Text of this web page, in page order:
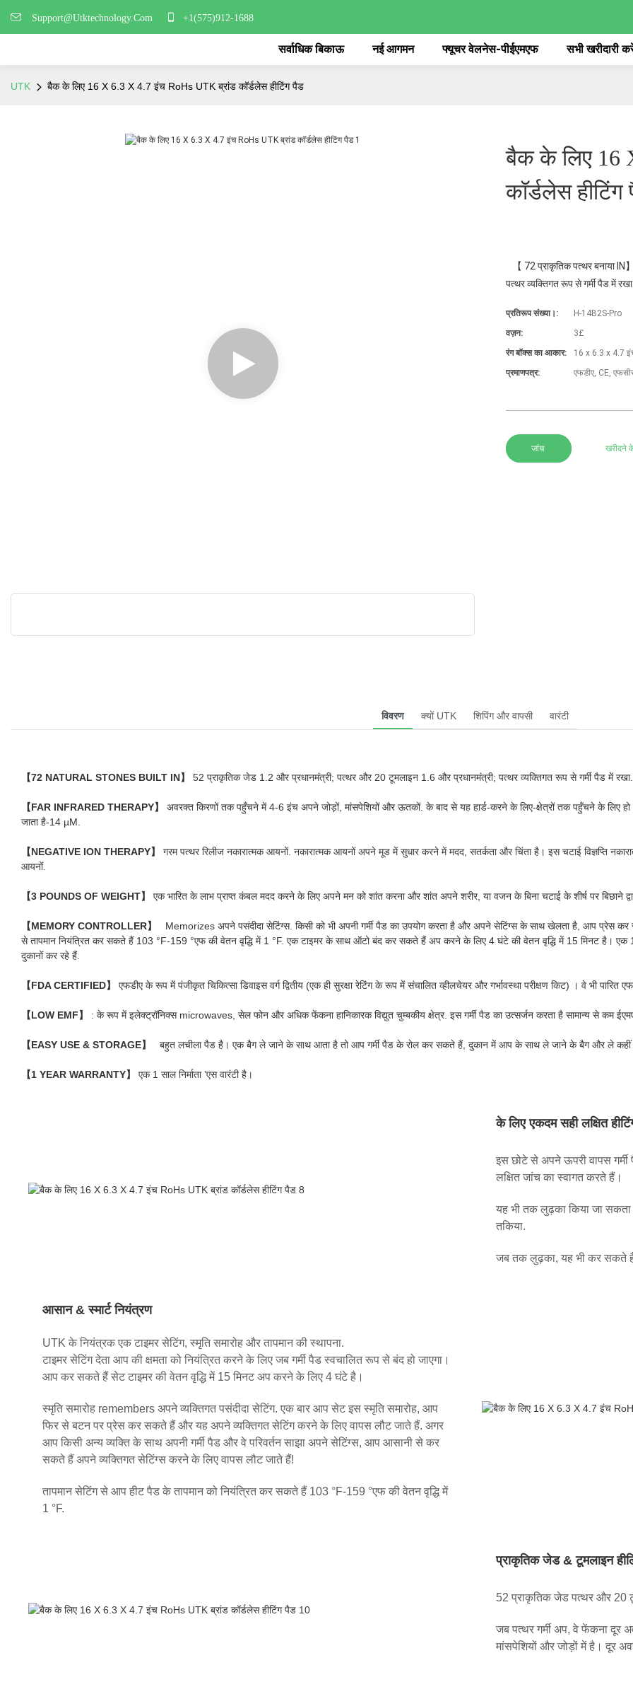
Support@Utktechnology.Com +1(575)912-1688
सर्वाधिक बिकाऊ नई आगमन फ्यूचर वेलनेस-पीईएमएफ सभी खरीदारी
UTK बैक के लिए 16 X 6.3 X 4.7 इंच RoHs UTK ब्रांड कॉर्डलेस हीटिंग पैड
बैक के लिए 16
कॉर्डलेस हीटिंग
【 72 प्राकृतिक पत्थर बनाया
पत्थर व्यक्तिगत रूप से गर्मी पैड में
प्रतिरूप संख्या।:
H-14B2S-Pro
वज़न:
3£
रंग बॉक्स का आकार:
16 x 6.3 x 4.7
प्रमाणपत्र:
एफडीए, CE,
जांच खरीदने
विवरण क्यों UTK शिपिंग और वापसी वारंटी
【72 NATURAL STONES BUILT IN】 52 प्राकृतिक जेड 1.2 और प्रधानमंत्री; पत्थर और 20 टूमलाइन 1.6 और प्रधानमंत्री; पत्थर व्यक्तिगत रूप से गर्मी पैड में रखा.
【FAR INFRARED THERAPY】 अवरक्त किरणों तक पहुँचने में 4-6 इंच अपने जोड़ों, मांसपेशियों और ऊतकों. के बाद से यह हार्ड-करने के लिए-क्षेत्रों तक पहुँचने के लिए
जाता है-14 µM.
【NEGATIVE ION THERAPY】 गरम पत्थर रिलीज नकारात्मक आयनों. नकारात्मक आयनों अपने मूड में सुधार करने में मदद, सतर्कता और चिंता है। इस चटाई विज्ञप्ति
आयनों.
【3 POUNDS OF WEIGHT】 एक भारित के लाभ प्राप्त कंबल मदद करने के लिए अपने मन को शांत करना और शांत अपने शरीर, या वजन के बिना चटाई के शीर्ष पर बिछाने
【MEMORY CONTROLLER】
Memorizes अपने पसंदीदा सेटिंग्स. किसी को भी अपनी गर्मी पैड का उपयोग करता है और अपने सेटिंग्स के साथ खेलता है, आप प्रेस
से तापमान नियंत्रित कर सकते हैं 103 °F-159 °एफ की वेतन वृद्धि में 1 °F. एक टाइमर के साथ ऑटो बंद कर सकते हैं अप करने के लिए 4 घंटे की वेतन वृद्धि में 15 मिनट है। एक
दुकानों कर रहे हैं.
【FDA CERTIFIED】 एफडीए के रूप में पंजीकृत चिकित्सा डिवाइस वर्ग द्वितीय (एक ही सुरक्षा रेटिंग के रूप में संचालित व्हीलचेयर और गर्भावस्था परीक्षण किट) । वे भी पारित
【LOW EMF】 : के रूप में इलेक्ट्रॉनिक्स microwaves, सेल फोन और अधिक फेंकना हानिकारक विद्युत चुम्बकीय क्षेत्र. इस गर्मी पैड का उत्सर्जन करता है सामान्य से कम
【EASY USE & STORAGE】 बहुत लचीला पैड है। एक बैग ले जाने के साथ आता है तो आप गर्मी पैड के रोल कर सकते हैं, दुकान में आप के साथ ले जाने के बैग और ले कहीं
【1 YEAR WARRANTY】 एक 1 साल निर्माता ’एस वारंटी है।
के लिए एकदम सही लक्षित
इस छोटे से अपने ऊपरी वापस
लक्षित जांच का स्वागत करते हैं।
यह भी तक लुढ़का किया जा
तकिया.
जब तक लुढ़का, यह भी कर सकते हैं
आसान & स्मार्ट नियंत्रण
UTK के नियंत्रक एक टाइमर सेटिंग, स्मृति समारोह और तापमान की स्थापना.
टाइमर सेटिंग देता आप की क्षमता को नियंत्रित करने के लिए जब गर्मी पैड स्वचालित रूप से बंद हो जाएगा।
आप कर सकते हैं सेट टाइमर की वेतन वृद्धि में 15 मिनट अप करने के लिए 4 घंटे है।
स्मृति समारोह remembers अपने व्यक्तिगत पसंदीदा सेटिंग. एक बार आप सेट इस स्मृति समारोह, आप
फिर से बटन पर प्रेस कर सकते हैं और यह अपने व्यक्तिगत सेटिंग करने के लिए वापस लौट जाते हैं. अगर
आप किसी अन्य व्यक्ति के साथ अपनी गर्मी पैड और वे परिवर्तन साझा अपने सेटिंग्स, आप आसानी से कर
सकते हैं अपने व्यक्तिगत सेटिंग्स करने के लिए वापस लौट जाते हैं!
तापमान सेटिंग से आप हीट पैड के तापमान को नियंत्रित कर सकते हैं 103 °F-159 °एफ की वेतन वृद्धि में
1 °F.
प्राकृतिक जेड & टूमलाइन
52 प्राकृतिक जेड पत्थर और 20
जब पत्थर गर्मी अप, वे फेंकना दूर
मांसपेशियों और जोड़ों में है। दूर